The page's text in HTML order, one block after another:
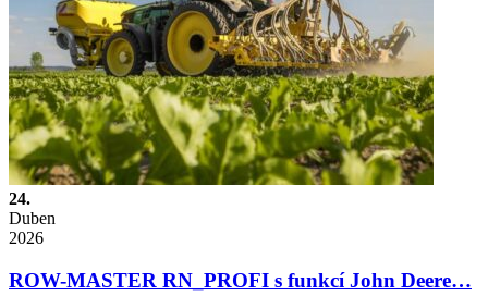
24.
Duben
2026
ROW-MASTER RN_PROFI s funkcí John Deere…